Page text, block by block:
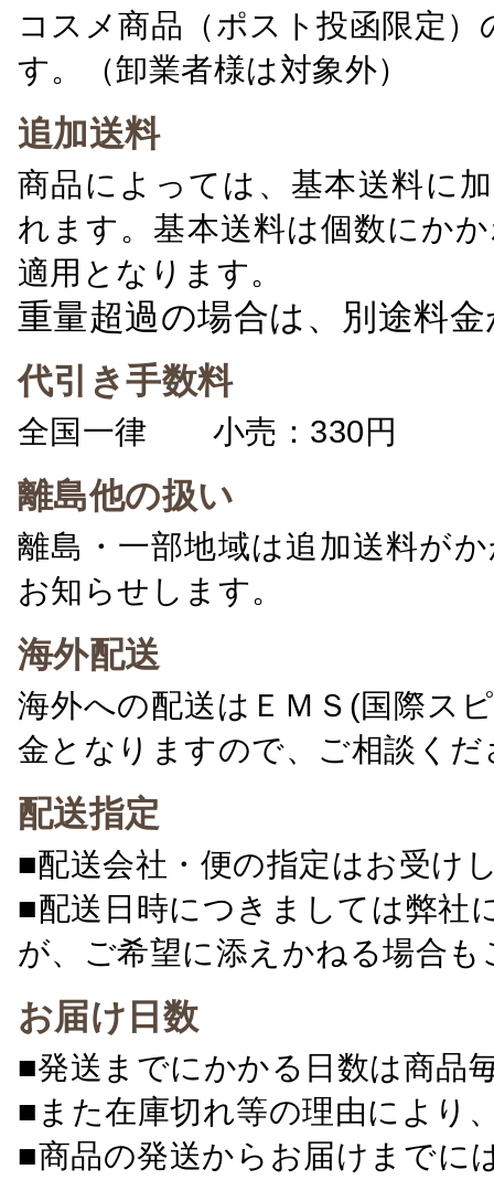
コスメ商品（ポスト投函限定
す。（卸業者様は対象外）
追加送料
商品によっては、基本送料に
れます。基本送料は個数にか
適用となります。
重量超過の場合は、別途料
代引き手数料
全国一律 小売：330円 卸
離島他の扱い
離島・一部地域は追加送料が
お知らせします。
海外配送
海外への配送はＥＭＳ(国際ス
金となりますので、ご相談くだ
配送指定
■配送会社・便の指定はお受け
■配送日時につきましては弊社
が、ご希望に添えかねる場合
お届け日数
■発送までにかかる日数は商品
■また在庫切れ等の理由により
■商品の発送からお届けまでに